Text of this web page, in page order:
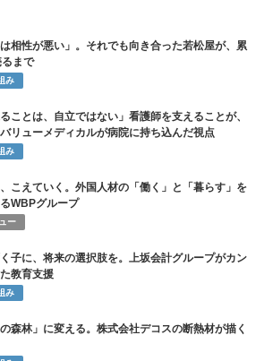
は相性が悪い」。それでも向き合った若松屋が、累
まで
み
ることは、自立ではない」看護師を支えることが、
リューメディカルが病院に持ち込んだ視点
み
こえていく。外国人材の「働く」と「暮らす」を
WBPグループ
ー
子に、将来の選択肢を。上坂会計グループがカン
教育支援
み
森林」に変える。株式会社デコスの断熱材が描く